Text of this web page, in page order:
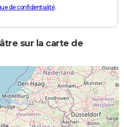
de confidentialité.
sur la carte de